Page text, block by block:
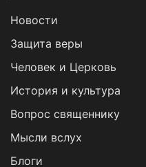
Новости
Защита веры
Человек и Церковь
История и культура
Вопрос священнику
Мысли вслух
Блоги